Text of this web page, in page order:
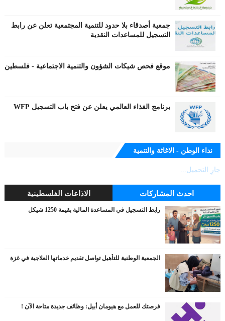
جمعية أصدقاء بلا حدود للتنمية المجتمعية تعلن عن رابط
التسجيل للمساعدات النقدية
موقع فحص شيكات الشؤون والتنمية الاجتماعية - فلسطين
برنامج الغذاء العالمي يعلن عن فتح باب التسجيل WFP
نداء الوطن - الاغاثة والتنمية
جارٍ التحميل...
احدث المشاركات الاذاعات الفلسطينية
رابط التسجيل في المساعدة المالية بقيمة 1250 شيكل
الجمعية الوطنية للتأهيل تواصل تقديم خدماتها العلاجية في غزة
فرصتك للعمل مع هيومان أبيل: وظائف جديدة متاحة الآن !